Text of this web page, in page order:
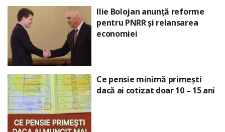
Ilie Bolojan anunță reforme
pentru PNRR și relansarea
economiei
Ce pensie minimă primești
dacă ai cotizat doar 10 – 15 ani